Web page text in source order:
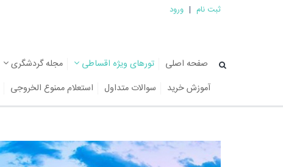
ثبت نام | ورود
صفحه اصلی تورهای ویژه اقساطی مجله گردشگری
آموزش خرید
سوالات متداول استعلام ممنوع الخروجی